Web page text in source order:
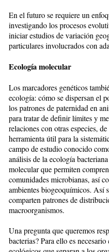
En el futuro se requiere un
investigando los procesos
iniciar estudios de variación
particulares involucrados con
Ecología molecular
Los marcadores genéticos
ecología: cómo se dispersan el
los patrones de paternidad en
para tratar de definir límites y
relaciones con otras especies,
herramienta útil para la
campo de estudio conocido
análisis de la ecología
molecular que permiten
comunidades microbianas, así
ambientes biogeoquímicos. Así
comparten patrones de
macroorganismos.
Una pregunta que queremos
bacterias? Para ello es